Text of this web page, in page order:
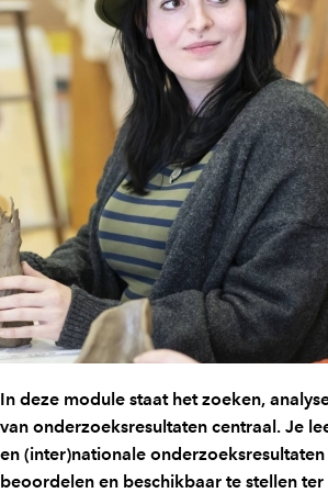
In deze module staat het zoeken,
van onderzoeksresultaten centraal. Je
en (inter)nationale
beoordelen en beschikbaar te stellen